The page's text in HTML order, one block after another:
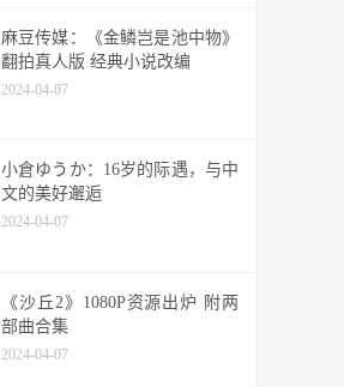
麻豆传媒：《金鳞岂是池中物》
翻拍真人版 经典小说改编
2024-04-07
小倉ゆうか：16岁的际遇，与中
文的美好邂逅
2024-04-07
《沙丘2》1080P资源出炉 附两
部曲合集
2024-04-07